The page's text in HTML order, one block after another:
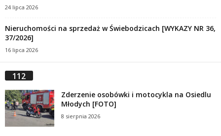
24 lipca 2026
Nieruchomości na sprzedaż w Świebodzicach [WYKAZY NR 36,
37/2026]
16 lipca 2026
112
Zderzenie osobówki i motocykla na Osiedlu
Młodych [FOTO]
8 sierpnia 2026